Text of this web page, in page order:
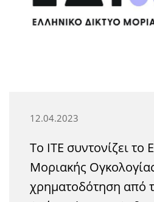
12.04.2023
Το ΙΤΕ συντονίζει το
Μοριακής
χρηματοδότηση από